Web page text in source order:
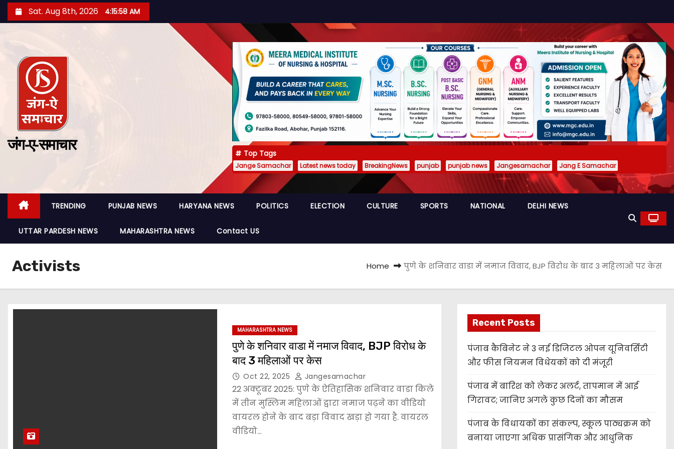
Sat. Aug 8th, 2026 4:15:59 AM
जंग-ए-समाचार
Top Tags
Jange Samachar Latest news today BreakingNews punjab punjab news Jangesamachar Jang E Samachar
TRENDING PUNJAB NEWS HARYANA NEWS POLITICS ELECTION CULTURE SPORTS NATIONAL DELHI NEWS
UTTAR PARDESH NEWS MAHARASHTRA NEWS Contact US
Activists Home पुणे के शनिवार वाडा में नमाज विवाद, BJP विरोध के बाद 3 महिलाओं पर केस
MAHARASHTRA NEWS
पुणे के शनिवार वाडा में नमाज विवाद, BJP विरोध के
बाद 3 महिलाओं पर केस
Oct 22, 2025 Jangesamachar
22 अक्टूबर 2025: पुणे के ऐतिहासिक शनिवार वाडा किले
में तीन मुस्लिम महिलाओं द्वारा नमाज पढ़ने का वीडियो
वायरल होने के बाद बड़ा विवाद खड़ा हो गया है. वायरल
वीडियो…
Recent Posts
पंजाब कैबिनेट ने 3 नई डिजिटल ओपन यूनिवर्सिटी
और फीस नियमन विधेयकों को दी मंजूरी
पंजाब में बारिश को लेकर अलर्ट, तापमान में आई
गिरावट; जानिए अगले कुछ दिनों का मौसम
पंजाब के विधायकों का संकल्प, स्कूल पाठ्यक्रम को
बनाया जाएगा अधिक प्रासंगिक और आधुनिक